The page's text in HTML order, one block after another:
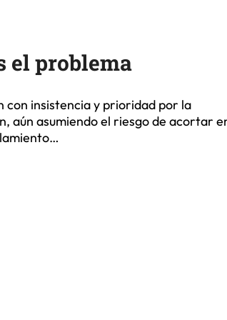
el problema
con insistencia y prioridad por la
aún asumiendo el riesgo de acortar